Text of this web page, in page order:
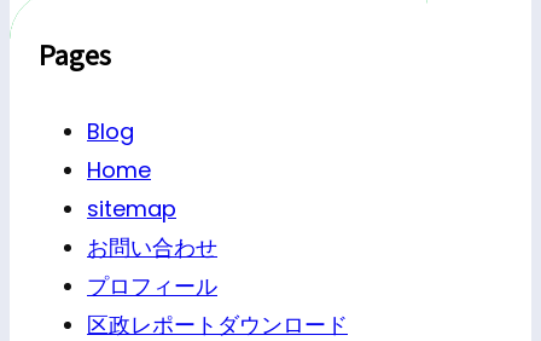
Pages
Blog
Home
sitemap
お問い合わせ
プロフィール
区政レポートダウンロード